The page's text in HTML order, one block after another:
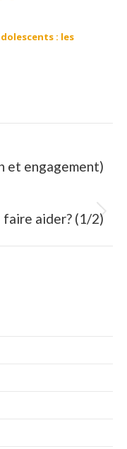
: les
et engagement)
faire aider? (1/2)